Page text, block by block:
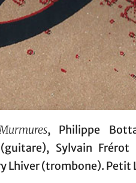
, Philippe
Sylvain
Lhiver (trombone). Petit